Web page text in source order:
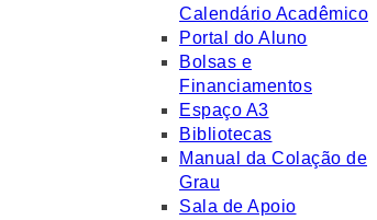
Calendário Acadêmico
Portal do Aluno
Bolsas e
Financiamentos
Espaço A3
Bibliotecas
Manual da Colação de
Grau
Sala de Apoio